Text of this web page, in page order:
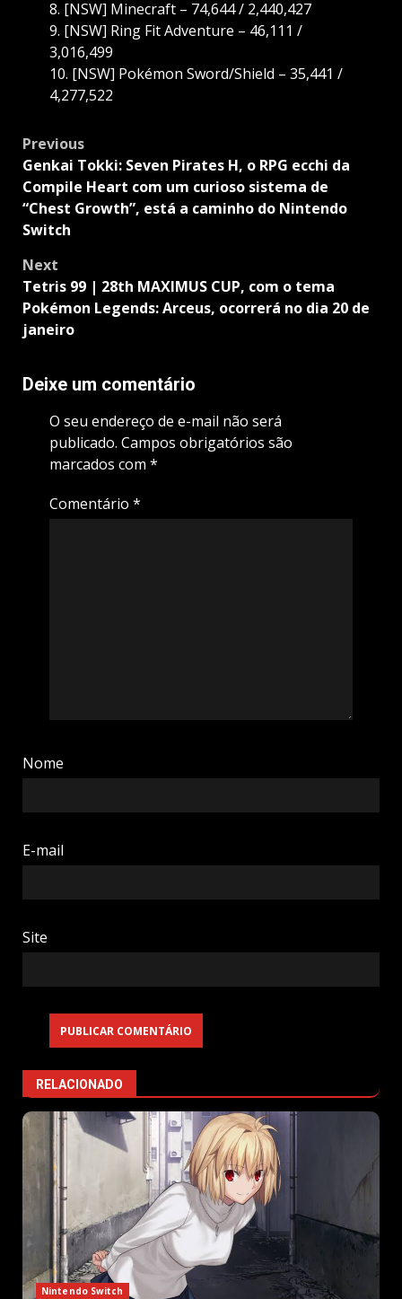
8. [NSW] Minecraft – 74,644 / 2,440,427
9. [NSW] Ring Fit Adventure – 46,111 /
3,016,499
10. [NSW] Pokémon Sword/Shield – 35,441 /
4,277,522
Post
navigation
Previous
Genkai Tokki: Seven Pirates H, o RPG ecchi da
Compile Heart com um curioso sistema de
“Chest Growth”, está a caminho do Nintendo
Switch
Next
Tetris 99 | 28th MAXIMUS CUP, com o tema
Pokémon Legends: Arceus, ocorrerá no dia 20 de
janeiro
Deixe um comentário
O seu endereço de e-mail não será
publicado. Campos obrigatórios são
marcados com *
Comentário *
Nome
E-mail
Site
RELACIONADO
Nintendo Switch